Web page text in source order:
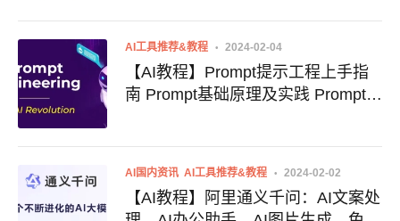
AI工具推荐&教程 2024-02-04
【AI教程】Prompt提示工程上手指
南 Prompt基础原理及实践 Prompt提
AI国内资讯 AI工具推荐&教程 2024-02-02
【AI教程】阿里通义千问：AI文案处